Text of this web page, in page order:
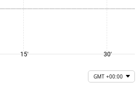
15' 30'
GMT +00:00